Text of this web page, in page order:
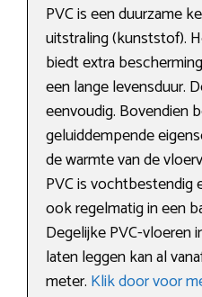
PVC is een duurzame
uitstraling (kunststof).
biedt extra
een lange levensduur.
eenvoudig. Bovendien
geluiddempende
de warmte van de
PVC is vochtbestendig
ook regelmatig in een
Degelijke PVC-
laten leggen kan al
meter. Klik door voor